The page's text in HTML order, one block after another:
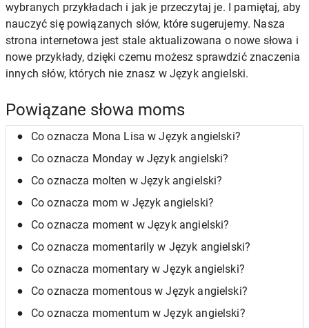
wybranych przykładach i jak je przeczytaj je. I pamiętaj, aby
nauczyć się powiązanych słów, które sugerujemy. Nasza
strona internetowa jest stale aktualizowana o nowe słowa i
nowe przykłady, dzięki czemu możesz sprawdzić znaczenia
innych słów, których nie znasz w Język angielski.
Powiązane słowa moms
Co oznacza Mona Lisa w Język angielski?
Co oznacza Monday w Język angielski?
Co oznacza molten w Język angielski?
Co oznacza mom w Język angielski?
Co oznacza moment w Język angielski?
Co oznacza momentarily w Język angielski?
Co oznacza momentary w Język angielski?
Co oznacza momentous w Język angielski?
Co oznacza momentum w Język angielski?